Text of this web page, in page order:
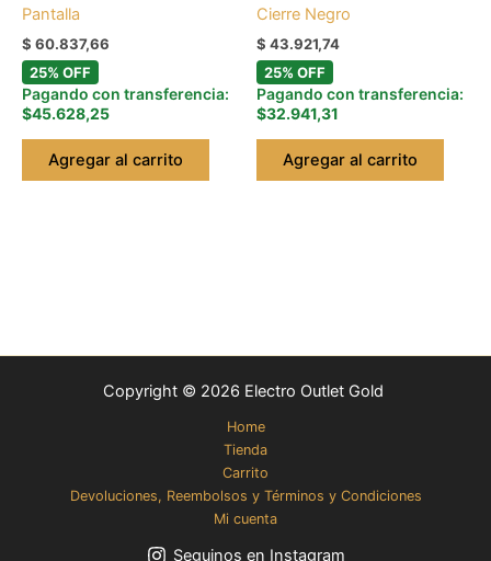
Pantalla
$ 60.837,66
25% OFF
Pagando con transferencia:
$45.628,25
Agregar al carrito
Cierre Negro
$ 43.921,74
25% OFF
Pagando con transferencia:
$32.941,31
Agregar al carrito
Copyright © 2026 Electro Outlet Gold
Home
Tienda
Carrito
Devoluciones, Reembolsos y Términos y Condiciones
Mi cuenta
Seguinos en Instagram